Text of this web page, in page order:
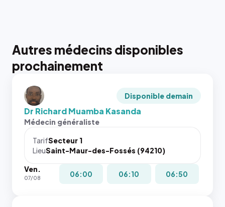
Autres médecins disponibles
prochainement
Disponible demain
Dr Richard Muamba Kasanda
Médecin généraliste
TarifSecteur 1
LieuSaint-Maur-des-Fossés (94210)
Ven.
07/08 06:00 06:10 06:50